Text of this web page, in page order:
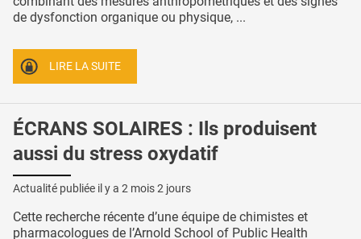
de dysfonction organique ou physique, ...
LIRE LA SUITE
ÉCRANS SOLAIRES : Ils produisent
aussi du stress oxydatif
Actualité publiée il y a 2 mois 2 jours
Cette recherche récente d’une équipe de chimistes et
pharmacologues de l’Arnold School of Public Health